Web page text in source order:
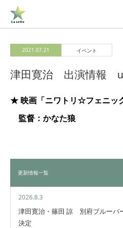
2021.07.21 イベント
津田寛治 出演情報
★ 映画「ニワトリ☆フェニッ
監督：かなた狼
更新情報一覧
2026.8.3
津田寛治・篠田 諒 別府ブルーバ
決定